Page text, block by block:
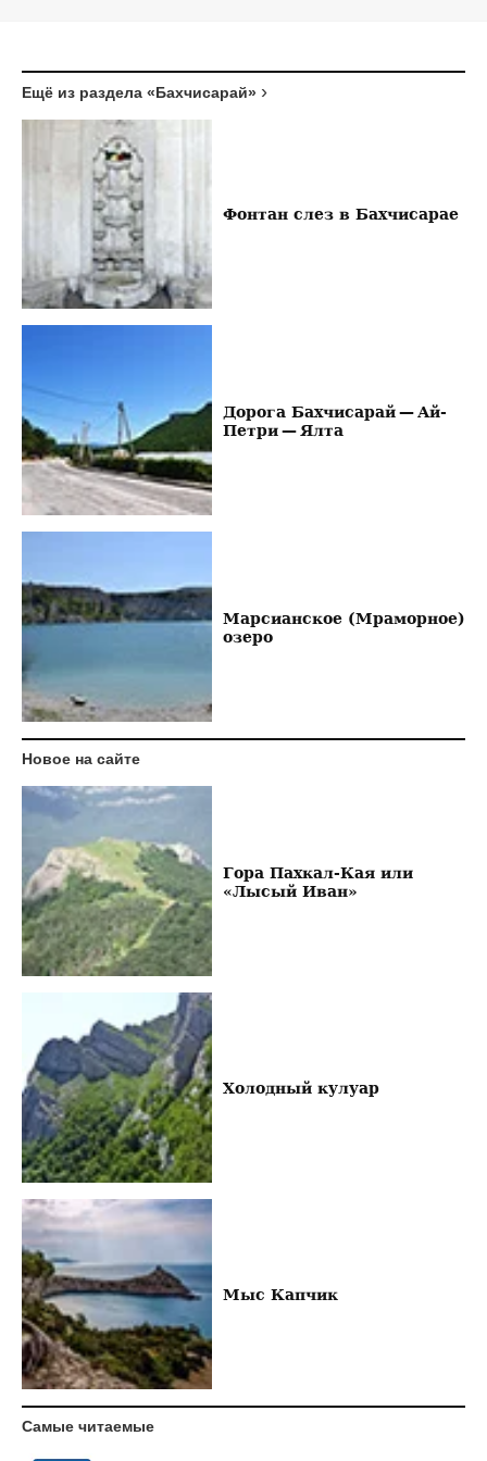
Ещё из раздела «Бахчисарай»
Фонтан слез в Бахчисарае
Дорога Бахчисарай — Ай-
Петри — Ялта
Марсианское (Мраморное)
озеро
Новое на сайте
Гора Пахкал-Кая или
«Лысый Иван»
Холодный кулуар
Мыс Капчик
Самые читаемые